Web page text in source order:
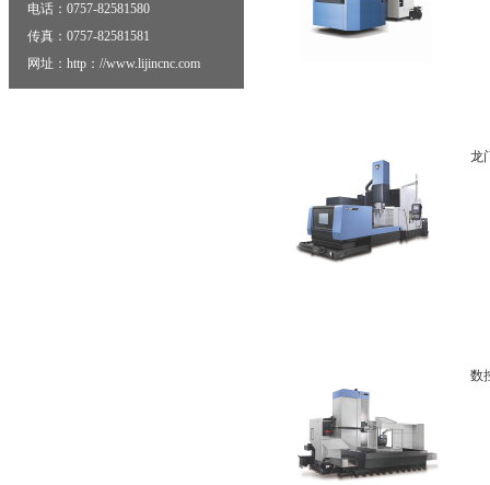
电话：0757-82581580
传真：0757-82581581
网址：http：//www.lijincnc.com
龙
数